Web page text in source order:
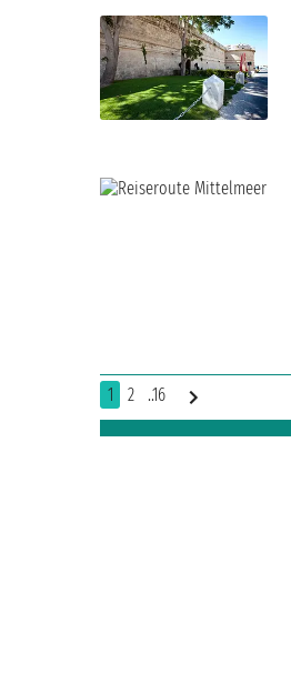
1 2 ..16